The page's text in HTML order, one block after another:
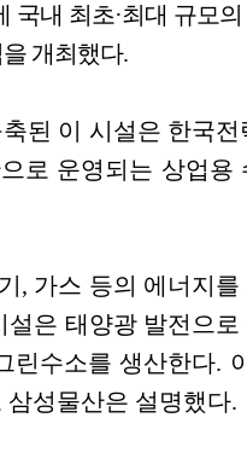
국내 최초·최대 규모
개최했다.
된 이 시설은 한국
로 운영되는 상업
, 가스 등의 에너지
은 태양광 발전으
린수소를 생산한다.
성물산은 설명했다.